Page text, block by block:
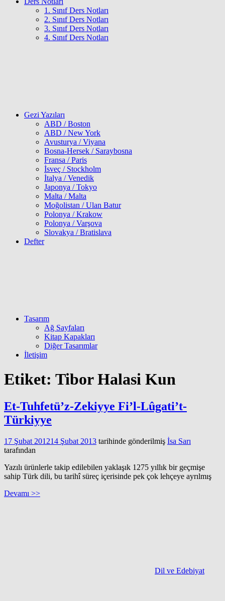
1. Sınıf Ders Notları
2. Sınıf Ders Notları
3. Sınıf Ders Notları
4. Sınıf Ders Notları
Gezi Yazıları
ABD / Boston
ABD / New York
Avusturya / Viyana
Bosna-Hersek / Saraybosna
Fransa / Paris
İsveç / Stockholm
İtalya / Venedik
Japonya / Tokyo
Malta / Malta
Moğolistan / Ulan Batur
Polonya / Krakow
Polonya / Varşova
Slovakya / Bratislava
Defter
Tasarım
Ağ Sayfaları
Kitap Kapakları
Diğer Tasarımlar
İletişim
Etiket: Tibor Halasi Kun
Et-Tuhfetü’z-Zekiyye Fi’l-Lûgati’t-
Türkiyye
17 Şubat 201214 Şubat 2013 tarihinde gönderilmiş İsa Sarı
tarafından
Yazılı ürünlerle takip edilebilen yaklaşık 1275 yıllık bir geçmişe
sahip Türk dili, bu tarihî süreç içerisinde pek çok lehçeye ayrılmış
Devamı >>
Dil ve Edebiyat